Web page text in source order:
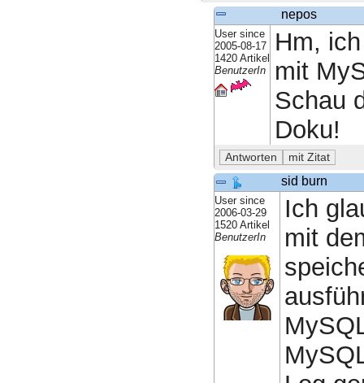
nepos
User since
2005-08-17
1420 Artikel
BenutzerIn
Hm,
mit
Schau
Doku!
sid burn
User since
2006-03-29
1520 Artikel
BenutzerIn
Ich
mit